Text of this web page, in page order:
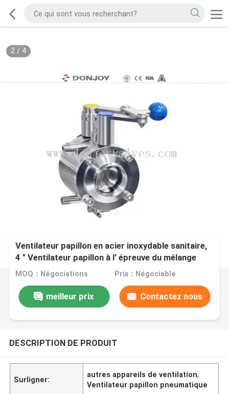
2/ 4
Ventilateur papillon en acier inoxydable sanitaire,
4 " Ventilateur papillon à l' épreuve du mélange
manuel
MOQ：Négociations Prix：Négociable
meilleur prix Contactez nous
DESCRIPTION DE PRODUIT
Surligner:
autres appareils de ventilation,
Ventilateur papillon pneumatique